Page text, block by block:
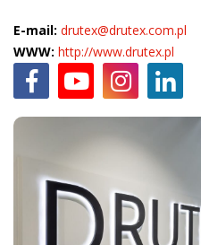
E-mail: drutex@drutex.com.pl
WWW: http://www.drutex.pl